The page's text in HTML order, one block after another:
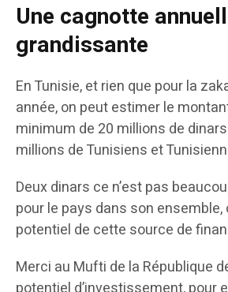
Une cagnotte
grandissante
En Tunisie, et rien que pour la
année, on peut estimer le
minimum de 20 millions de
millions de Tunisiens et
Deux dinars ce n’est pas
pour le pays dans son ensemble,
potentiel de cette source de
Merci au Mufti de la République